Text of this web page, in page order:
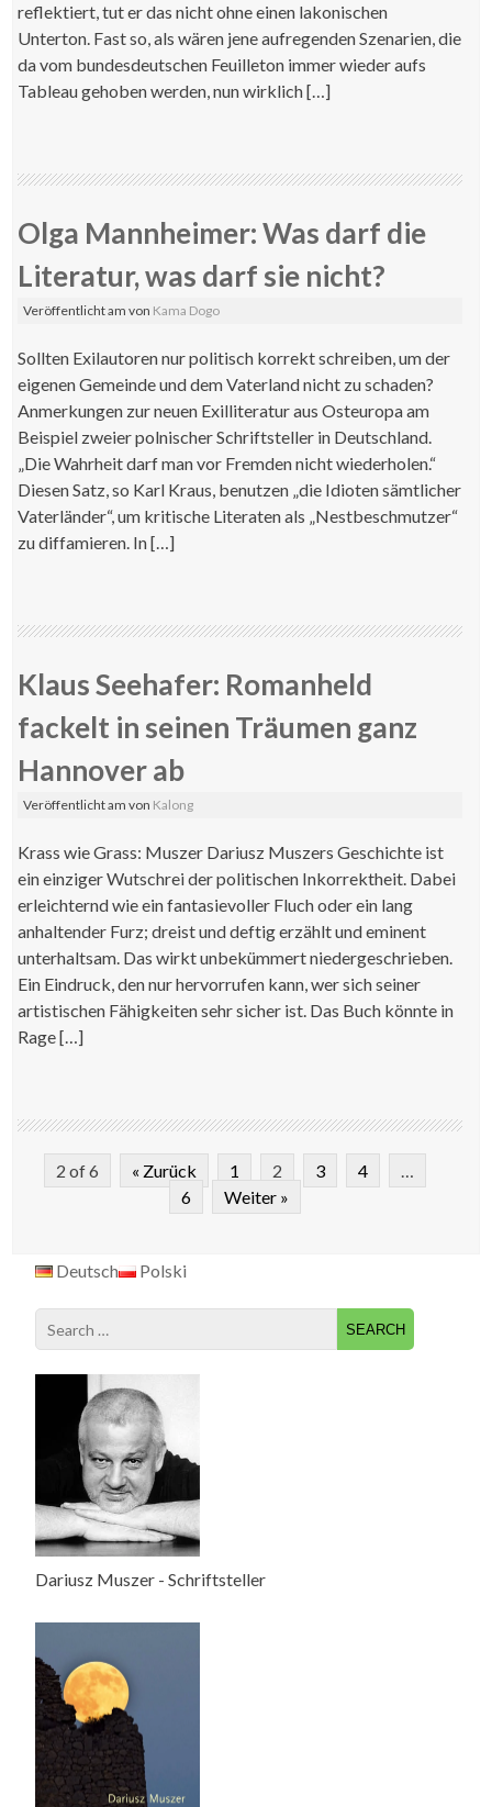
reflektiert, tut er das nicht ohne einen lakonischen
Unterton. Fast so, als wären jene aufregenden Szenarien, die
da vom bundesdeutschen Feuilleton immer wieder aufs
Tableau gehoben werden, nun wirklich […]
Olga Mannheimer: Was darf die
Literatur, was darf sie nicht?
Veröffentlicht amvon Kama Dogo
Sollten Exilautoren nur politisch korrekt schreiben, um der
eigenen Gemeinde und dem Vaterland nicht zu schaden?
Anmerkungen zur neuen Exilliteratur aus Osteuropa am
Beispiel zweier polnischer Schriftsteller in Deutschland.
„Die Wahrheit darf man vor Fremden nicht wiederholen.“
Diesen Satz, so Karl Kraus, benutzen „die Idioten sämtlicher
Vaterländer“, um kritische Literaten als „Nestbeschmutzer“
zu diffamieren. In […]
Klaus Seehafer: Romanheld
fackelt in seinen Träumen ganz
Hannover ab
Veröffentlicht amvon Kalong
Krass wie Grass: Muszer Dariusz Muszers Geschichte ist
ein einziger Wutschrei der politischen Inkorrektheit. Dabei
erleichternd wie ein fantasievoller Fluch oder ein lang
anhaltender Furz; dreist und deftig erzählt und eminent
unterhaltsam. Das wirkt unbekümmert niedergeschrieben.
Ein Eindruck, den nur hervorrufen kann, wer sich seiner
artistischen Fähigkeiten sehr sicher ist. Das Buch könnte in
Rage […]
2 of 6 « Zurück 1 2 3 4
…
6
Weiter »
Deutsch Polski
Search
for:
Dariusz Muszer - Schriftsteller